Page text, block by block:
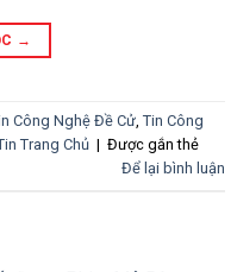
→
Công Nghệ Đề Cử, Tin Công
Trang Chủ | Được gắn thẻ
Để lại bình luận